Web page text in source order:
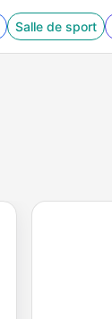
Salle de sport